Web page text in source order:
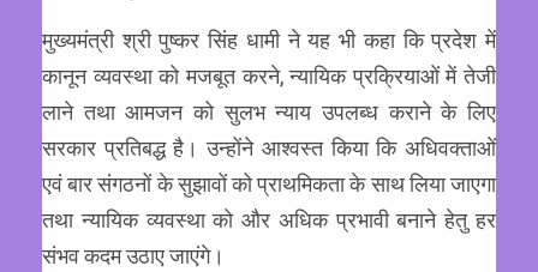
मुख्यमंत्री श्री पुष्कर सिंह धामी ने यह भी कहा कि प्रदेश में
कानून व्यवस्था को मजबूत करने, न्यायिक प्रक्रियाओं में तेजी
लाने तथा आमजन को सुलभ न्याय उपलब्ध कराने के लिए
सरकार प्रतिबद्ध है। उन्होंने आश्वस्त किया कि अधिवक्ताओं
एवं बार संगठनों के सुझावों को प्राथमिकता के साथ लिया जाएगा
तथा न्यायिक व्यवस्था को और अधिक प्रभावी बनाने हेतु हर
संभव कदम उठाए जाएंगे।